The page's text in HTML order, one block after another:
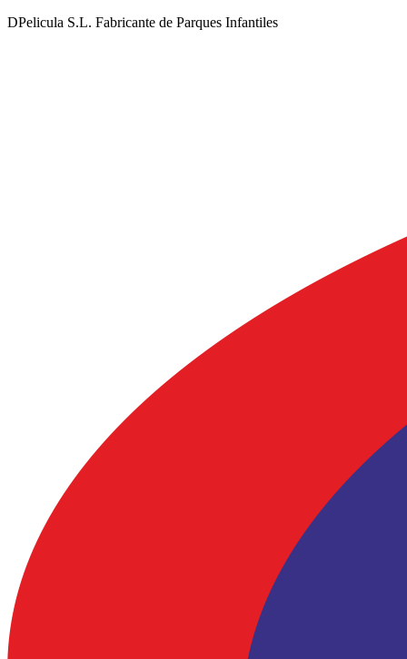
DPelicula S.L. Fabricante de Parques Infantiles